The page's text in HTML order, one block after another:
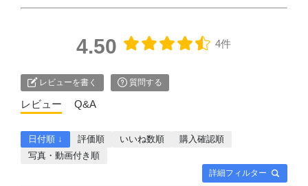
4.50 4件
レビューを書く 質問する
レビュー Q&A
詳細フィルター
日付順 ↓ 評価順 いいね数順
購入確認順
写真・動画付き順